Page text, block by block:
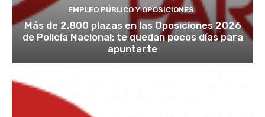
EMPLEO PÚBLICO Y OPOSICIONES
Más de 2.800 plazas en las Oposiciones 2026
de Policía Nacional: te quedan pocos días para
apuntarte